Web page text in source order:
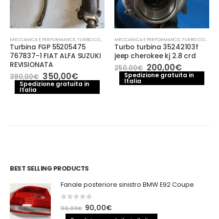
E PERFORMANCE
MECCANICA E PERFORMANCE,TURBO COMPRESSORE- TURBINA
Turbina FGP 55205475
767837-1 FIAT ALFA SUZUKI
REVISIONATA
380,00€ Il
prezzo
originale
350,00€Il
prezzo
attuale
Spedizione gratuita in
Italia
MECCANICA E PERFORMANCE,TURBO COMPRESSORE- TURBINA
Turbo turbina 35242103f
jeep cherokee kj 2.8 crd
250,00€ Il
prezzo
originale
200,00€Il
prezzo
attuale
Spedizione gratuita in
Italia
BEST SELLING PRODUCTS
Fanale posteriore sinistro BMW E92 Coupe
out of 5
110,00€ Il90,00€Il